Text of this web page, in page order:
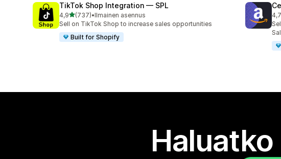
TikTok Shop Integration — SPL
4,9/ 5 tähteä
(737)
737 arvostelua yhteensä
•Ilmainen asennus
Sell on TikTok Shop to increase sales opportunities
Built for Shopify
4,7